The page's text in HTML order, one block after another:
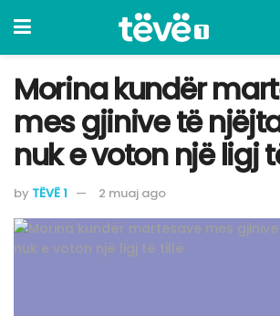
Morina kundër
mes gjinive të
nuk e voton një ligj
by TËVË 1 2 muaj ago